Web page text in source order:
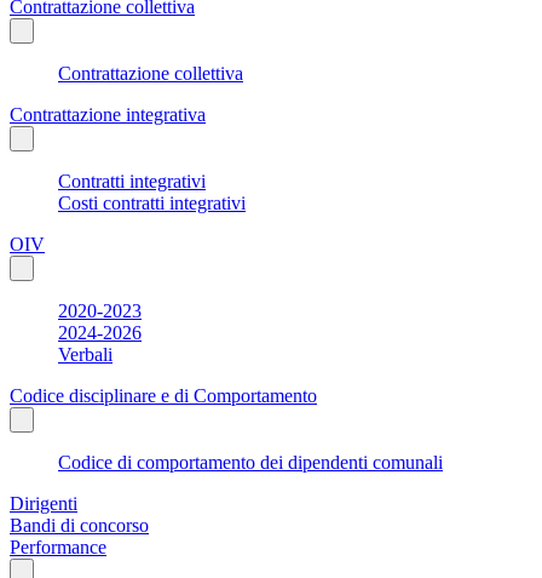
Contrattazione collettiva
Contrattazione collettiva
Contrattazione integrativa
Contratti integrativi
Costi contratti integrativi
OIV
2020-2023
2024-2026
Verbali
Codice disciplinare e di Comportamento
Codice di comportamento dei dipendenti comunali
Dirigenti
Bandi di concorso
Performance